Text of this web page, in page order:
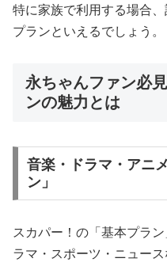
特に家族で利用する場合
プランといえるでしょう。
永ちゃんファン必
ンの魅力とは
音楽・ドラマ・アニ
ン」
スカパー！の「基本プラ
ラマ・スポーツ・ニュー